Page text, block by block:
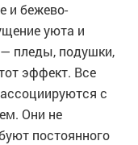
и бежево-
уюта и
пледы, подушки,
эффект. Все
с
Они не
постоянного